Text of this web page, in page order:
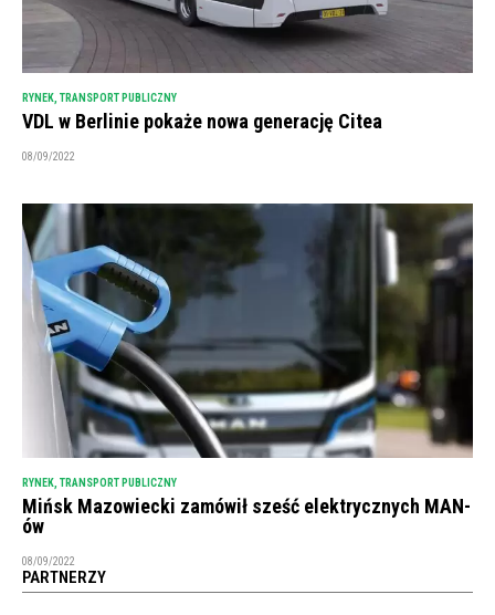
RYNEK TRANSPORT PUBLICZNY
VDL w Berlinie pokaże nowa generację Citea
08/09/2022
RYNEK TRANSPORT PUBLICZNY
Mińsk Mazowiecki zamówił sześć elektrycznych MAN-
ów
08/09/2022
PARTNERZY